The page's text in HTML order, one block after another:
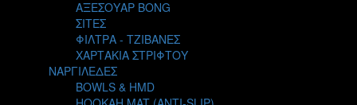
ΑΞΕΣΟΥΑΡ BONG
ΣΙΤΕΣ
ΦΙΛΤΡΑ - ΤΖΙΒΑΝΕΣ
ΧΑΡΤΑΚΙΑ ΣΤΡΙΦΤΟΥ
ΝΑΡΓΙΛΕΔΕΣ
BOWLS & HMD